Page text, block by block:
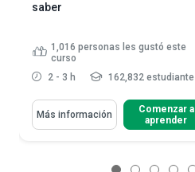
saber
1,016 personas les gustó este
curso
2 - 3 h
162,832
Más información
Comenzar a
aprender